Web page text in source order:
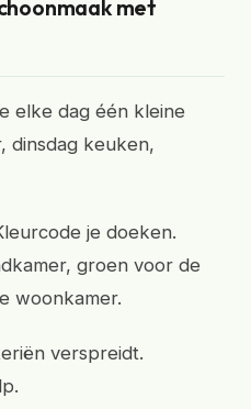
met
elke dag één kleine
dinsdag keuken,
je doeken.
groen voor de
woonkamer.
verspreidt.